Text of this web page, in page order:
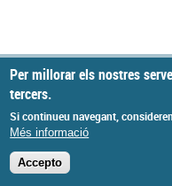
Per millorar els nostres
tercers.
Si continueu navegant,
Més informació
Accepto